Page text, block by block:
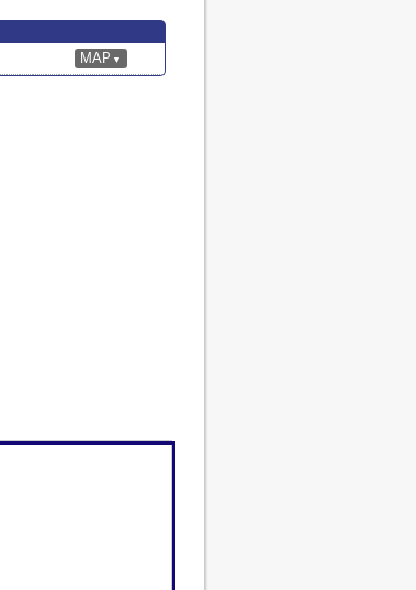
MAP ▼